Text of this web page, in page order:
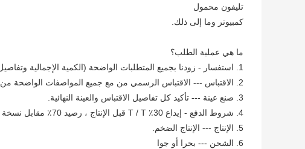
تليفون محمول
كمبيوتر وما إلى ذلك.
ما هي عملية الطلب؟
1. استفسار - زودنا بجميع المتطلبات الواضحة (الكمية الإجمالية وتفاصيل الحزمة).
2. الاقتباس --- الاقتباس الرسمي من مع جميع المواصفات الواضحة من فريقنا المحترف.
3. صنع عينة --- تأكيد كل تفاصيل الاقتباس والعينة النهائية.
4. شروط الدفع - إيداع 30٪ T / T قبل الإنتاج ، رصيد 70٪ مقابل نسخة من بوليصة الشحن.
5. الإنتاج --- الإنتاج الضخم.
6. الشحن --- بحرا أو جوا